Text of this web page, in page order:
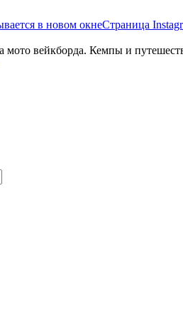
в новом окнеСтраница
мото вейкборда. Кемпы и